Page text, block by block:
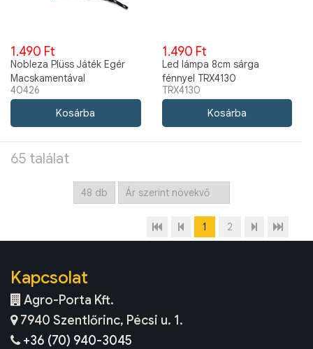
1.490 Ft
Nobleza Plüss Játék Egér
Macskamentával
9x9,5x2,5cm, bézs
40426
1.490 Ft
Led lámpa 8cm sárga
fénnyel TRX4130
TRX4130
65 találat
1 2
Kapcsolat
Agro-Porta Kft.
7940 Szentlőrinc, Pécsi u. 1.
+36 (70) 940-3045